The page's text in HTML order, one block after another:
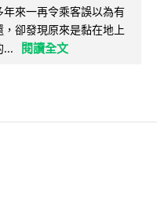
來一再令乘客誤以為有
卻發現原來是黏在地上
...
閱讀全文